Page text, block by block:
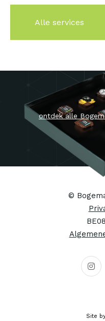
Alle services
©
Site